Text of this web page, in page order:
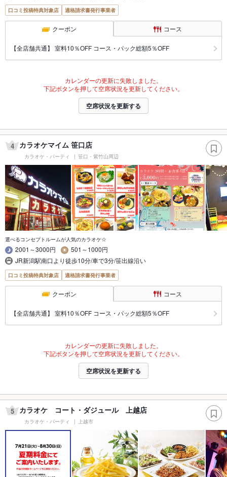
口コミ投稿特典対象店 適格請求書発行事業者
クーポン コース
【全店舗共通】 室料10％OFF コース・パック総額5％OFF
カレンダーの更新に失敗しました。
下記ボタンを押して空席状況を更新してください。
空席状況を更新する
4 カラオケマイム 笹口店
カラオケ・パーティ 笹口・紫竹山周辺
選べるコンセプトルームが人気のカラオケ☆
2001～3000円
501～1000円
JR新潟駅南口より徒歩10分/車で3分/笹出線沿い
口コミ投稿特典対象店 適格請求書発行事業者
クーポン コース
【全店舗共通】 室料10％OFF コース・パック総額5％OFF
カレンダーの更新に失敗しました。
下記ボタンを押して空席状況を更新してください。
空席状況を更新する
5 カラオケ コート・ダジュール 上越店
カラオケ・パーティ 上越市